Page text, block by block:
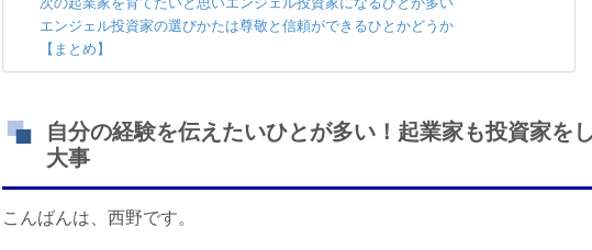
エンジェル投資家の選びかたは尊敬と信頼ができるひとかどうか
【まとめ】
自分の経験を伝えたいひとが多い！起業家も投資家を
大事
こんばんは、西野です。